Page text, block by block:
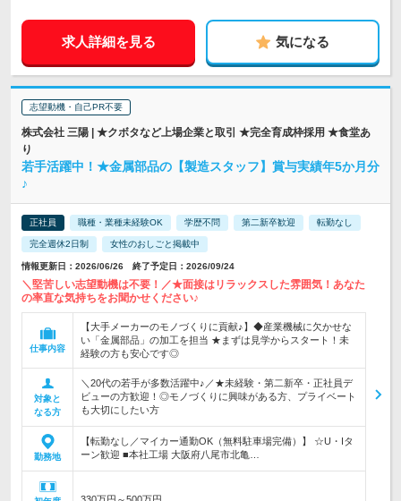
求人詳細を見る 気になる
志望動機・自己PR不要
株式会社 三陽 | ★クボタなど上場企業と取引 ★完全育成枠採用 ★食堂あ
り
若手活躍中！★金属部品の【製造スタッフ】賞与実績年5か月分
♪
正社員 職種・業種未経験OK 学歴不問 第二新卒歓迎 転勤なし
完全週休2日制 女性のおしごと掲載中
情報更新日：2026/06/26 終了予定日：2026/09/24
＼堅苦しい志望動機は不要！／★面接はリラックスした雰囲気！あなた
の率直な気持ちをお聞かせください♪
仕事内容
【大手メーカーのモノづくりに貢献♪】◆産業機械に欠かせな
い「金属部品」の加工を担当 ★まずは見学からスタート！未
経験の方も安心です◎
対象と
なる方
＼20代の若手が多数活躍中♪／★未経験・第二新卒・正社員デ
ビューの方歓迎！◎モノづくりに興味がある方、プライベート
も大切にしたい方
勤務地
【転勤なし／マイカー通勤OK（無料駐車場完備）】 ☆U・Iタ
ーン歓迎 ■本社工場 大阪府八尾市北亀…